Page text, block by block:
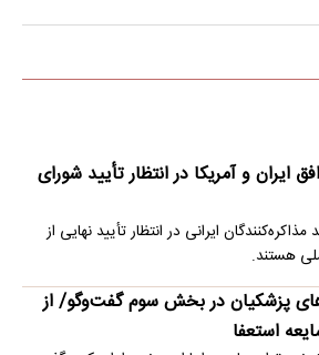
ایران و آمریکا در انتظار تأیید شورای
ایرانی در انتظار تأیید نهایی از
هستند.
پزشکیان در بخش سوم گفت‌وگو/ از
استعفا